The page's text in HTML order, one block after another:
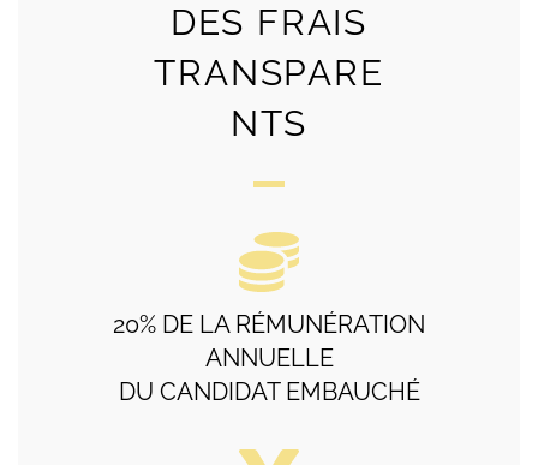
DES FRAIS
TRANSPARE
NTS
20% DE LA RÉMUNÉRATION
ANNUELLE
DU CANDIDAT EMBAUCHÉ